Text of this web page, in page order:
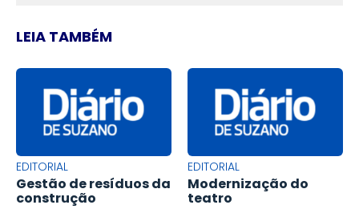
LEIA TAMBÉM
EDITORIAL
Gestão de resíduos da
construção
EDITORIAL
Modernização do
teatro